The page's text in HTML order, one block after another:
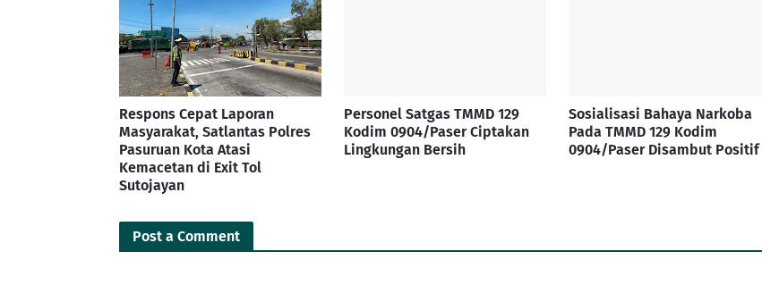
Respons Cepat Laporan
Masyarakat, Satlantas Polres
Pasuruan Kota Atasi
Kemacetan di Exit Tol
Sutojayan
Personel Satgas TMMD 129
Kodim 0904/Paser Ciptakan
Lingkungan Bersih
Sosialisasi Bahaya Narkoba
Pada TMMD 129 Kodim
0904/Paser Disambut Positif
Post a Comment